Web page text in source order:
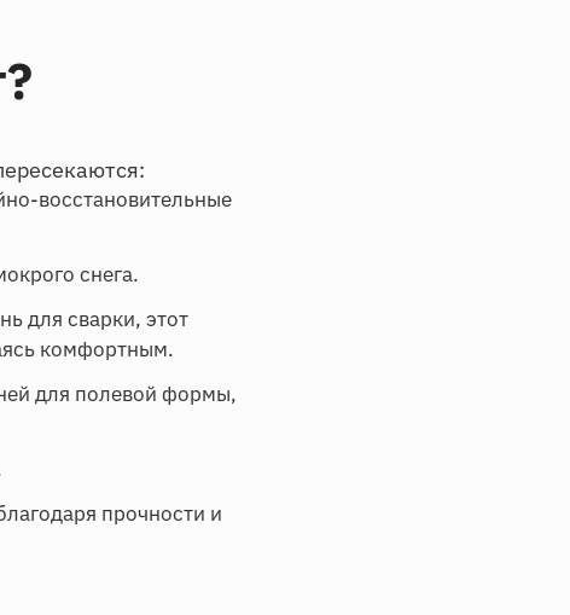
восстановительные
снега.
для сварки, этот
комфортным.
для полевой формы,
прочности и